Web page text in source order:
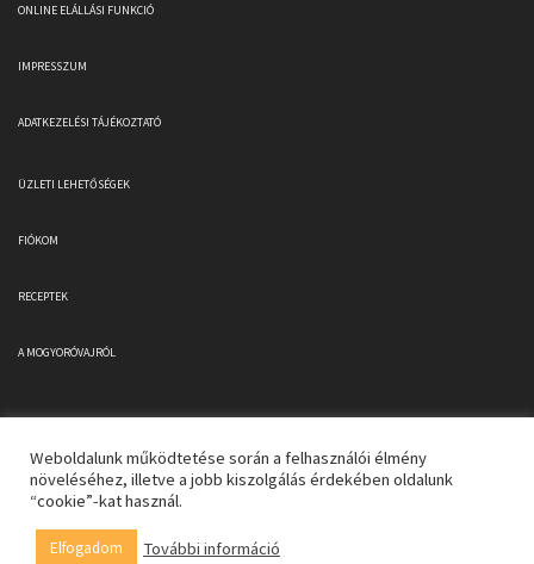
ONLINE ELÁLLÁSI FUNKCIÓ
IMPRESSZUM
ADATKEZELÉSI TÁJÉKOZTATÓ
ÜZLETI LEHETŐSÉGEK
FIÓKOM
RECEPTEK
A MOGYORÓVAJRÓL
Copyright 2026 © Valentine's Mogyoróvaj
Weboldalunk működtetése során a felhasználói élmény
növeléséhez, illetve a jobb kiszolgálás érdekében oldalunk
“cookie”-kat használ.
Elfogadom További információ